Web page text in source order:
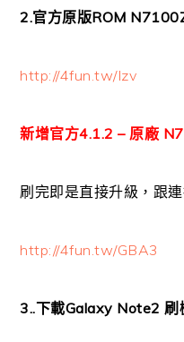
2.官方原版ROM
http://4fun.tw/Izv
新增官方4.1.2 – 原廠
刷完即是直接升級，跟
http://4fun.tw/GBA3
3..下載Galaxy Note2 刷